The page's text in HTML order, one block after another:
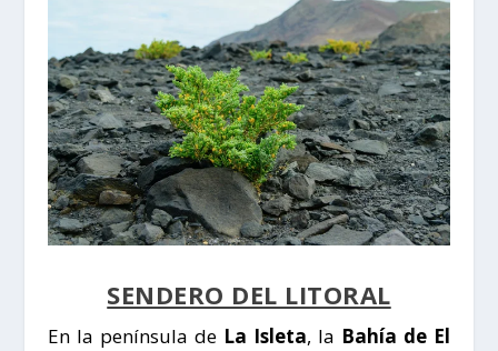
SENDERO DEL LITORAL
En la península de La Isleta, la Bahía de El